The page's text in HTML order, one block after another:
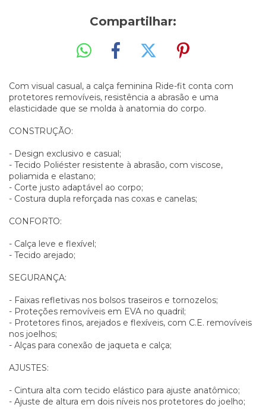
Compartilhar:
Com visual casual, a calça feminina Ride-fit conta com
protetores removíveis, resistência a abrasão e uma
elasticidade que se molda à anatomia do corpo.
CONSTRUÇÃO:
- Design exclusivo e casual;
- Tecido Poliéster resistente à abrasão, com viscose,
poliamida e elastano;
- Corte justo adaptável ao corpo;
- Costura dupla reforçada nas coxas e canelas;
CONFORTO:
- Calça leve e flexível;
- Tecido arejado;
SEGURANÇA:
- Faixas refletivas nos bolsos traseiros e tornozelos;
- Proteções removíveis em EVA no quadril;
- Protetores finos, arejados e flexíveis, com C.E. removíveis
nos joelhos;
- Alças para conexão de jaqueta e calça;
AJUSTES:
- Cintura alta com tecido elástico para ajuste anatômico;
- Ajuste de altura em dois níveis nos protetores do joelho;